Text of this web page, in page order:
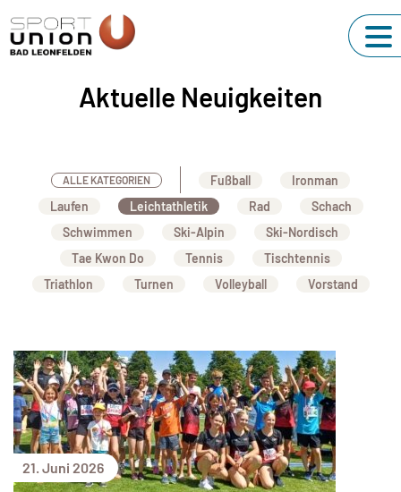
Aktuelle Neuigkeiten
ALLE KATEGORIEN Fußball
Ironman
Laufen
Leichtathletik Rad
Schach
Schwimmen
Ski-Alpin
Ski-Nordisch
Tae Kwon Do
Tennis
Tischtennis
Triathlon
Turnen Volleyball Vorstand
21. Juni 2026